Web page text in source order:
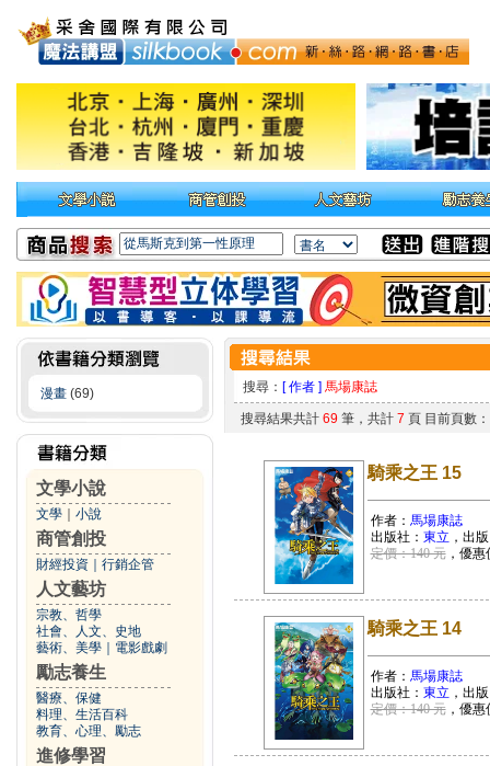
漫畫 (69)
文學小說
文學 小說
商管創投
財經投資 行銷企管
人文藝坊
宗教、哲學
社會、人文、史地
藝術、美學
電影戲劇
勵志養生
醫療、保健
料理、生活百科
教育、心理、勵志
進修學習
搜尋： [ 作者 ] 馬場康誌
搜尋結果共計 69 筆，共計 7 頁 目前頁數
騎乘之王 15
作者： 馬場康誌
出版社： 東立 ，出
定價：140 元，優惠
騎乘之王 14
作者： 馬場康誌
出版社： 東立 ，出
定價：140 元，優惠